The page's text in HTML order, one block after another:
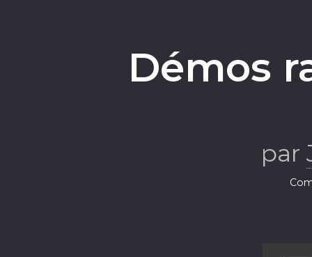
Démos
par